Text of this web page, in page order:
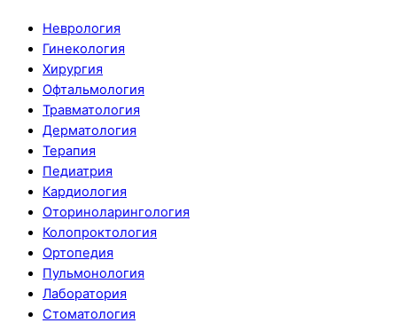
Неврология
Гинекология
Хирургия
Офтальмология
Травматология
Дерматология
Терапия
Педиатрия
Кардиология
Оториноларингология
Колопроктология
Ортопедия
Пульмонология
Лаборатория
Стоматология